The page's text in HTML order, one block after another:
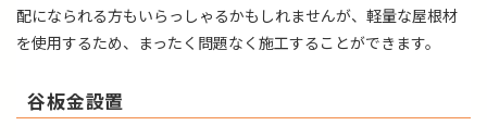
配になられる方もいらっしゃるかもしれませんが、軽量な屋根材
を使用するため、まったく問題なく施工することができます。
谷板金設置